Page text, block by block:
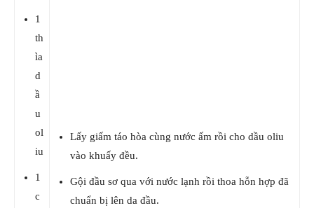
1
th
ìa
d
ầ
u
ol
iu
1
c
Lấy giấm táo hòa cùng nước ấm rồi cho dầu oliu
vào khuấy đều.
Gội đầu sơ qua với nước lạnh rồi thoa hỗn hợp đã
chuẩn bị lên da đầu.